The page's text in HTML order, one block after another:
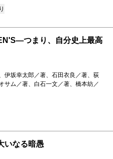
つまり、自分史上最高
伊坂幸太郎／著、石田衣良／著、荻
サム／著、白石一文／著、橋本紡／
なる暗愚